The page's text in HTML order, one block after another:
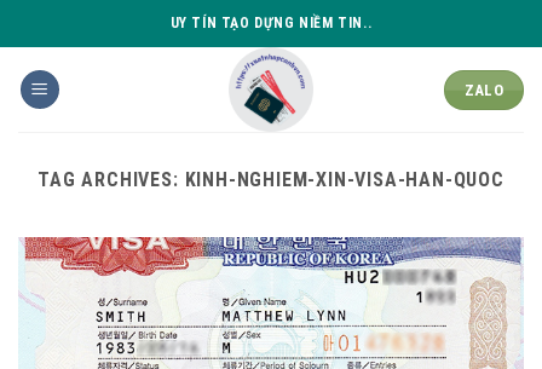
to
content
UY TÍN TẠO DỰNG NIỀM TIN..
ZALO
TAG ARCHIVES: KINH-NGHIEM-XIN-VISA-HAN-QUOC